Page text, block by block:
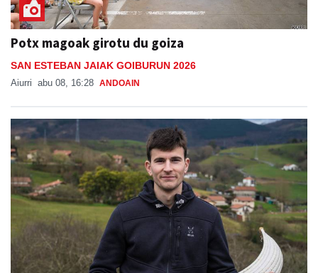
Potx magoak girotu du goiza
SAN ESTEBAN JAIAK GOIBURUN 2026
Aiurri abu 08, 16:28 ANDOAIN